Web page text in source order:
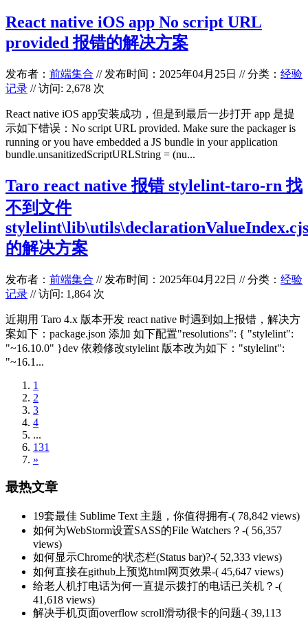
React native iOS app No script URL
provided 报错的解决方案
发布者： 前端集合 // 发布时间：2025年04月25日 //分类： 经验
记录 // 访问: 2,678 次
React native iOS app安装成功，但是到最后一步打开 app 是提
示如下错误：No script URL provided. Make sure the packager is
running or you have embedded a JS bundle in your application
bundle.unsanitizedScriptURLString = (nu...
Taro react native 报错 stylelint-taro-rn 找
不到文件
stylelint\lib\utils\declarationValueIndex.cjs
的解决方案
发布者： 前端集合 // 发布时间：2025年04月22日 //分类： 经验
记录 // 访问: 1,864 次
近期用 Taro 4.x 版本开发 react native 时遇到如上报错，解决方
案如下：package.json 添加 如下配置"resolutions": { "stylelint":
"~16.10.0" }dev 依赖修改stylelint 版本改为如下："stylelint":
"~16.1...
1
2
3
4
...
131
»
最热文章
19套最佳 Sublime Text 主题，你值得拥有-( 78,842 views)
如何为WebStorm设置SASS的File Watchers？ -( 56,357
views)
如何显示Chrome的状态栏(Status bar)?-( 52,333 views)
如何直接在github上预览html网页效果-( 45,647 views)
给老人机打电话为何一直提示拨打的电话已关机？ -(
41,618 views)
解决手机页面overflow scroll滑动很卡的问题-( 39,113